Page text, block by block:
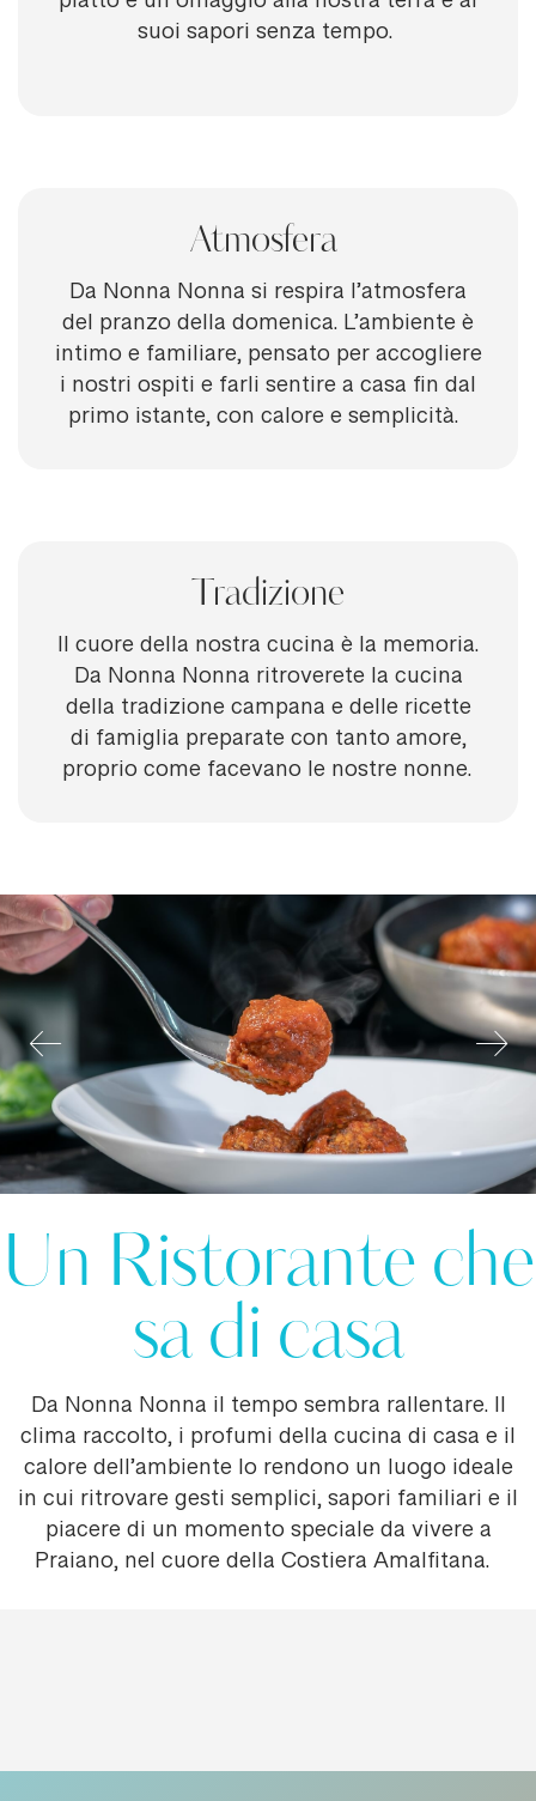
suoi sapori senza tempo.
Atmosfera
Da Nonna Nonna si respira l’atmosfera
del pranzo della domenica. L’ambiente è
intimo e familiare, pensato per accogliere
i nostri ospiti e farli sentire a casa fin dal
primo istante, con calore e semplicità.
Tradizione
Il cuore della nostra cucina è la memoria.
Da Nonna Nonna ritroverete la cucina
della tradizione campana e delle ricette
di famiglia preparate con tanto amore,
proprio come facevano le nostre nonne.
Un Ristorante che
sa di casa
Da Nonna Nonna il tempo sembra rallentare. Il
clima raccolto, i profumi della cucina di casa e il
calore dell’ambiente lo rendono un luogo ideale
in cui ritrovare gesti semplici, sapori familiari e il
piacere di un momento speciale da vivere a
Praiano, nel cuore della Costiera Amalfitana.